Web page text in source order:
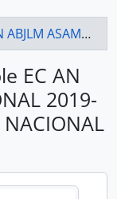
2019-2021 - ACTAS ASAMBLEA NACIONAL 2019-2021
EC AN
2019-